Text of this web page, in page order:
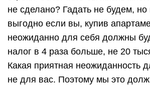
не сделано? Гадать не будем, но
выгодно если вы, купив
неожиданно для себя должны
налог в 4 раза больше, не 20
Какая приятная неожиданность
не для вас. Поэтому мы это